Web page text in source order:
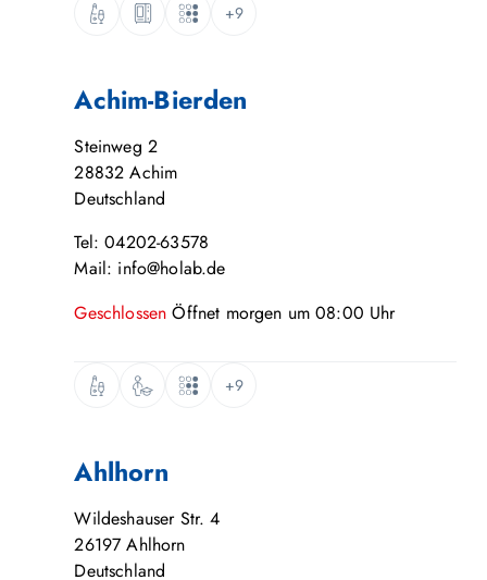
+9
Achim-Bierden
Steinweg 2
28832 Achim
Deutschland
Tel: 04202-63578
Mail: info@holab.de
GeschlossenÖffnet morgen um08:00 Uhr
+9
Ahlhorn
Wildeshauser Str. 4
26197 Ahlhorn
Deutschland